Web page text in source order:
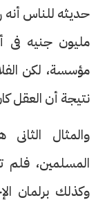
مليون جنيه فى
مؤسسة، لكن
نتيجة أن العقل
والمثال الثانى
المسلمين، فلم
وكذلك برلمان